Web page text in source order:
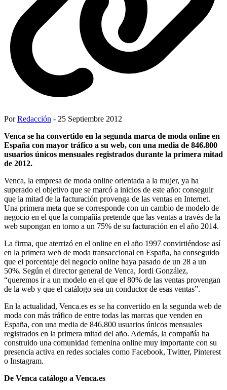
PorRedacción - 25 Septiembre 2012
Venca se ha convertido en la segunda marca de moda online en
España con mayor tráfico a su web, con una media de 846.800
usuarios únicos mensuales registrados durante la primera mitad
de 2012.
Venca, la empresa de moda online orientada a la mujer, ya ha
superado el objetivo que se marcó a inicios de este año: conseguir
que la mitad de la facturación provenga de las ventas en Internet.
Una primera meta que se corresponde con un cambio de modelo de
negocio en el que la compañía pretende que las ventas a través de la
web supongan en torno a un 75% de su facturación en el año 2014.
La firma, que aterrizó en el online en el año 1997 convirtiéndose así
en la primera web de moda transaccional en España, ha conseguido
que el porcentaje del negocio online haya pasado de un 28 a un
50%. Según el director general de Venca, Jordi González,
“queremos ir a un modelo en el que el 80% de las ventas provengan
de la web y que el catálogo sea un conductor de esas ventas”.
En la actualidad, Venca.es es se ha convertido en la segunda web de
moda con más tráfico de entre todas las marcas que venden en
España, con una media de 846.800 usuarios únicos mensuales
registrados en la primera mitad del año. Además, la compañía ha
construido una comunidad femenina online muy importante con su
presencia activa en redes sociales como Facebook, Twitter, Pinterest
o Instagram.
De Venca catálogo a Venca.es